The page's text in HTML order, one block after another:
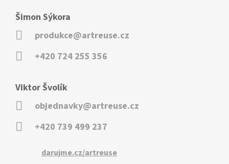
Šimon Sýkora
produkce@artreuse.cz
+420 724 255 356
Viktor Švolík
objednavky@artreuse.cz
+420 739 499 237
darujme.cz/artreuse